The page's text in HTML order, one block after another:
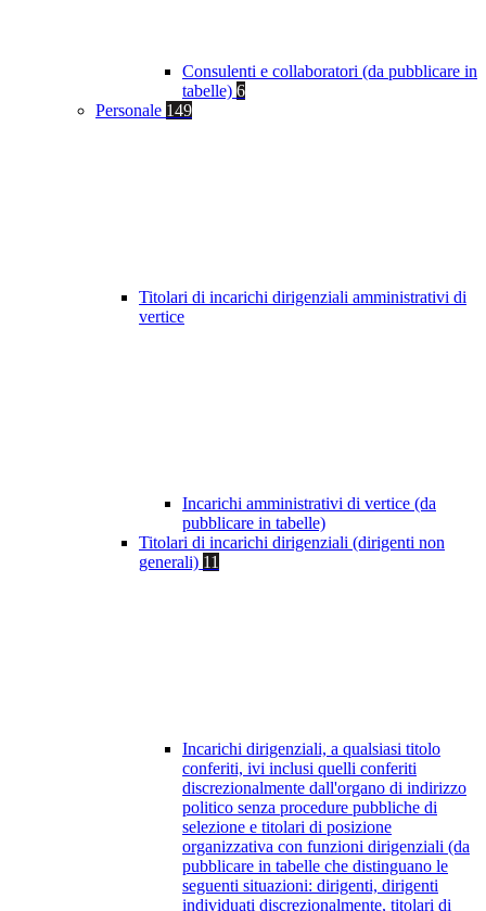
Consulenti e collaboratori (da pubblicare in
tabelle) 6
Personale 149
Titolari di incarichi dirigenziali amministrativi di
vertice
Incarichi amministrativi di vertice (da
pubblicare in tabelle)
Titolari di incarichi dirigenziali (dirigenti non
generali) 11
Incarichi dirigenziali, a qualsiasi titolo
conferiti, ivi inclusi quelli conferiti
discrezionalmente dall'organo di indirizzo
politico senza procedure pubbliche di
selezione e titolari di posizione
organizzativa con funzioni dirigenziali (da
pubblicare in tabelle che distinguano le
seguenti situazioni: dirigenti, dirigenti
individuati discrezionalmente, titolari di